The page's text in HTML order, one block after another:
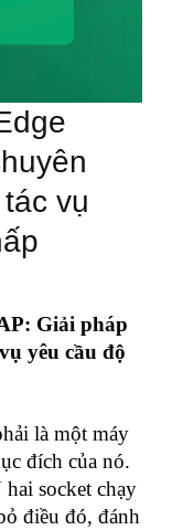
vụ
Giải pháp
yêu cầu độ
là một máy
đích của nó.
socket chạy
điều đó, đánh